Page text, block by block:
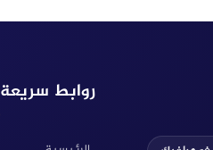
روابط سريعة